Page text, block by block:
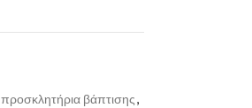
προσκλητήρια βάπτισης,